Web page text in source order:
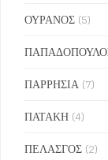
ΟΥΡΑΝΟΣ (5)
ΠΑΡΡΗΣΙΑ (7)
ΠΑΤΑΚΗ (4)
ΠΕΛΑΣΓΟΣ (2)